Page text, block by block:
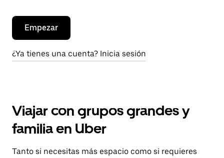
Empezar
¿Ya tienes una cuenta? Inicia sesión
Viajar con grupos grandes y
familia en Uber
Tanto si necesitas más espacio como si requieres